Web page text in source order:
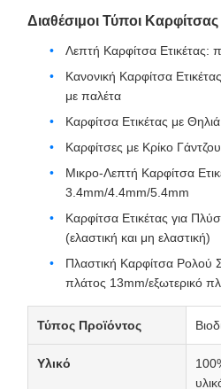
Διαθέσιμοι Τύποι Καρφίτσας
Λεπτή Καρφίτσα Ετικέτας:
Κανονική Καρφίτσα
με παλέτα
Καρφίτσα Ετικέτας με
Καρφίτσες με Κρίκο
Μικρο-Λεπτή Καρφίτσα
3.4mm/4.4mm/5.4mm
Καρφίτσα Ετικέτας για
(ελαστική και μη ελαστική)
Πλαστική Καρφίτσα Ρολού
πλάτος 13mm/εξωτερικό
Τύπος Προϊόντος
Υλικό